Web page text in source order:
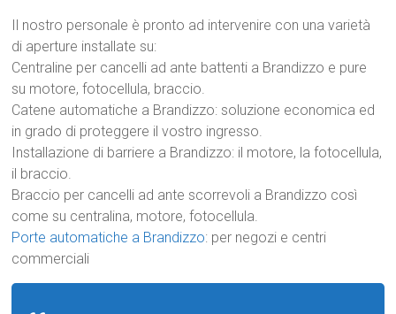
Il nostro personale è pronto ad intervenire con una varietà
di aperture installate su:
Centraline per cancelli ad ante battenti a Brandizzo e pure
su motore, fotocellula, braccio.
Catene automatiche a Brandizzo: soluzione economica ed
in grado di proteggere il vostro ingresso.
Installazione di barriere a Brandizzo: il motore, la fotocellula,
il braccio.
Braccio per cancelli ad ante scorrevoli a Brandizzo così
come su centralina, motore, fotocellula.
Porte automatiche a Brandizzo: per negozi e centri
commerciali